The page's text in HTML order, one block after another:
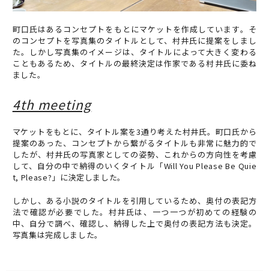
町口氏はあるコンセプトをもとにマケットを作成しています。そ
のコンセプトを写真集のタイトルとして、村井氏に提案をしまし
た。しかし写真集のイメージは、タイトルによって大きく変わる
こともあるため、タイトルの最終決定は作家である村井氏に委ね
ました。
4th meeting
マケットをもとに、タイトル案を3通り考えた村井氏。町口氏から
提案のあった、コンセプトから繋がるタイトルも非常に魅力的で
したが、村井氏の写真家としての姿勢、これからの方向性を考慮
して、自分の中で納得のいくタイトル「Will You Please Be Quie
t, Please?」に決定しました。
しかし、ある小説のタイトルを引用しているため、奥付の表記方
法で確認が必要でした。村井氏は、一つ一つが初めての経験の
中、自分で調べ、確認し、納得した上で奥付の表記方法も決定。
写真集は完成しました。